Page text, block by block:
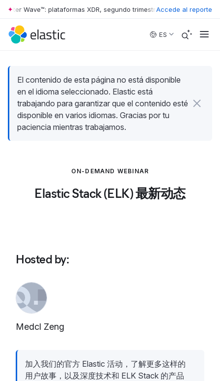
Skip to main content
Wave™: plataformas XDR, segundo trimestre de 2026 • The
Accede al reporte
ES
El contenido de esta página no está disponible
en el idioma seleccionado. Elastic está
trabajando para garantizar que el contenido esté
disponible en varios idiomas. Gracias por tu
paciencia mientras trabajamos.
ON-DEMAND WEBINAR
Elastic Stack (ELK) 最新动态
Hosted by:
Medcl Zeng
加入我们的官方 Elastic 活动，了解更多这样的
用户故事，以及深度技术和 ELK Stack 的产品